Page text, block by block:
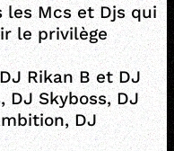
les Mcs et Djs qui
le privilège
Rikan B et DJ
DJ Skyboss, DJ
DJ